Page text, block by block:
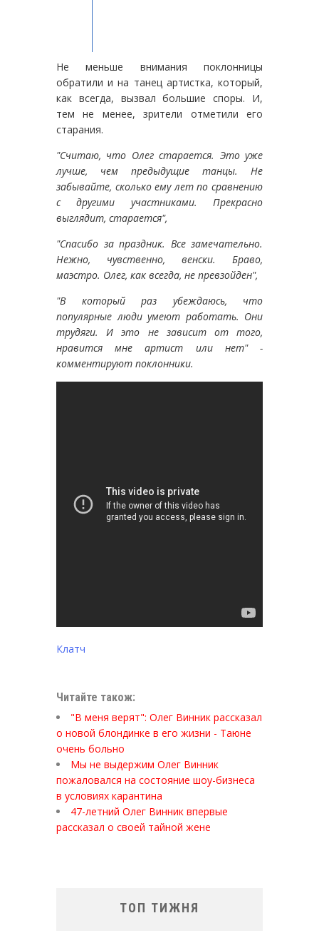
Не меньше внимания поклонницы
обратили и на танец артистка, который,
как всегда, вызвал большие споры. И,
тем не менее, зрители отметили его
старания.
"Считаю, что Олег старается. Это уже
лучше, чем предыдущие танцы. Не
забывайте, сколько ему лет по сравнению
с другими участниками. Прекрасно
выглядит, старается",
"Спасибо за праздник. Все замечательно.
Нежно, чувственно, венски. Браво,
маэстро. Олег, как всегда, не превзойден",
"В который раз убеждаюсь, что
популярные люди умеют работать. Они
трудяги. И это не зависит от того,
нравится мне артист или нет" -
комментируют поклонники.
Клатч
Читайте також:
"В меня верят": Олег Винник рассказал
о новой блондинке в его жизни - Таюне
очень больно
Мы не выдержим Олег Винник
пожаловался на состояние шоу-бизнеса
в условиях карантина
47-летний Олег Винник впервые
рассказал о своей тайной жене
ТОП ТИЖНЯ